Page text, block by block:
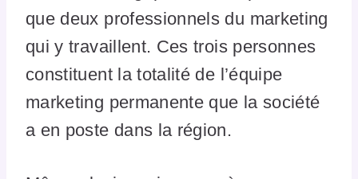
que deux professionnels du marketing
qui y travaillent. Ces trois personnes
constituent la totalité de l’équipe
marketing permanente que la société
a en poste dans la région.